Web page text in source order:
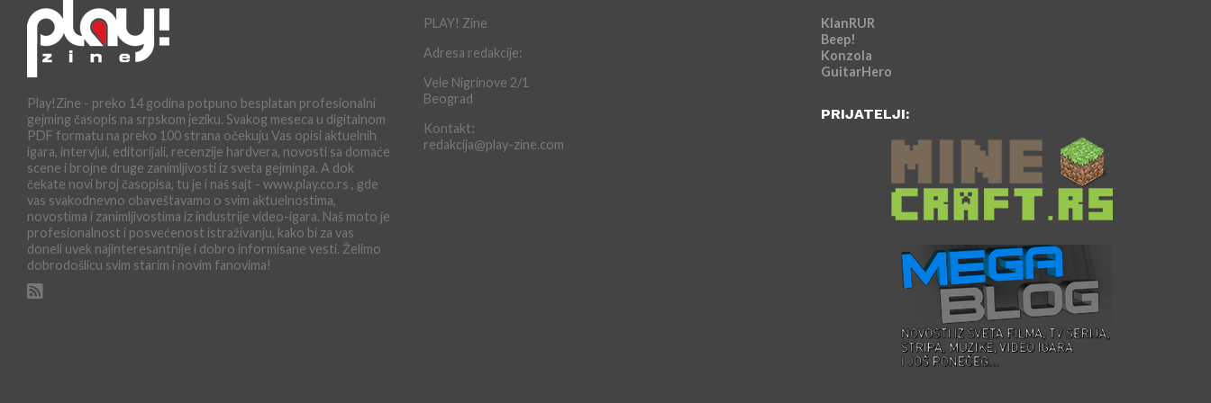
Play!Zine - preko 14 godina potpuno besplatan profesionalni
gejming časopis na srpskom jeziku. Svakog meseca u digitalnom
PDF formatu na preko 100 strana očekuju Vas opisi aktuelnih
igara, intervjui, editorijali, recenzije hardvera, novosti sa domaće
scene i brojne druge zanimljivosti iz sveta gejminga. A dok
čekate novi broj časopisa, tu je i naš sajt - www.play.co.rs , gde
vas svakodnevno obaveštavamo o svim aktuelnostima,
novostima i zanimljivostima iz industrije video-igara. Naš moto je
profesionalnost i posvećenost istraživanju, kako bi za vas
doneli uvek najinteresantnije i dobro informisane vesti. Želimo
dobrodošlicu svim starim i novim fanovima!
PLAY! Zine
Adresa redakcije:
Vele Nigrinove 2/1
Beograd
Kontakt:
redakcija@play-zine.com
KlanRUR
Beep!
Konzola
GuitarHero
PRIJATELJI: